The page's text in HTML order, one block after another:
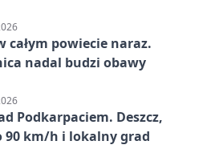
całym powiecie naraz.
nadal budzi obawy
Podkarpaciem. Deszcz,
90 km/h i lokalny grad